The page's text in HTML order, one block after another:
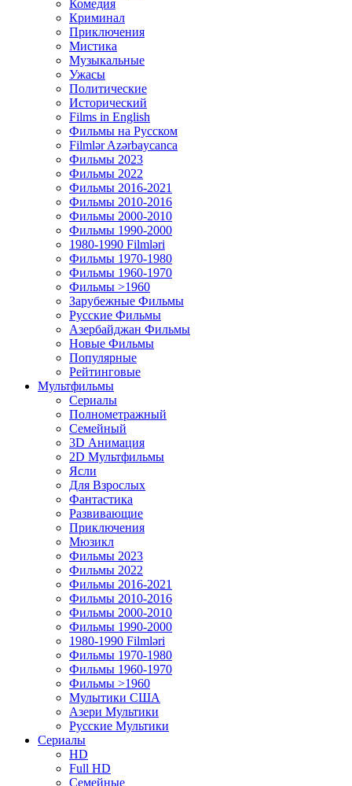
Комедия
Криминал
Приключения
Мистика
Музыкальные
Ужасы
Политические
Исторический
Films in English
Фильмы на Русском
Filmlər Azərbaycanca
Фильмы 2023
Фильмы 2022
Фильмы 2016-2021
Фильмы 2010-2016
Фильмы 2000-2010
Фильмы 1990-2000
1980-1990 Filmləri
Фильмы 1970-1980
Фильмы 1960-1970
Фильмы >1960
Зарубежные Фильмы
Русские Фильмы
Азербайджан Фильмы
Новые Фильмы
Популярные
Рейтинговые
Мультфильмы
Сериалы
Полнометражный
Семейный
3D Анимация
2D Мультфильмы
Ясли
Для Взрослых
Фантастика
Развивающие
Приключения
Мюзикл
Фильмы 2023
Фильмы 2022
Фильмы 2016-2021
Фильмы 2010-2016
Фильмы 2000-2010
Фильмы 1990-2000
1980-1990 Filmləri
Фильмы 1970-1980
Фильмы 1960-1970
Фильмы >1960
Мулытики США
Азери Мультики
Русские Мультики
Сериалы
HD
Full HD
Семейные